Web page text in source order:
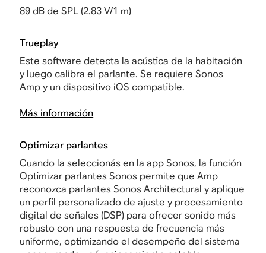
89 dB de SPL (2.83 V/1 m)
Trueplay
Este software detecta la acústica de la habitación
y luego calibra el parlante. Se requiere Sonos
Amp y un dispositivo iOS compatible.
Más información
Optimizar parlantes
Cuando la seleccionás en la app Sonos, la función
Optimizar parlantes Sonos permite que Amp
reconozca parlantes Sonos Architectural y aplique
un perfil personalizado de ajuste y procesamiento
digital de señales (DSP) para ofrecer sonido más
robusto con una respuesta de frecuencia más
uniforme, optimizando el desempeño del sistema